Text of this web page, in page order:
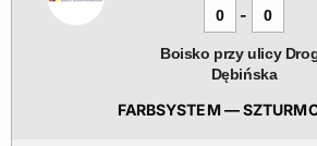
0 - 0
Boisko przy ulicy
Dębińska
FARBSYSTEM —